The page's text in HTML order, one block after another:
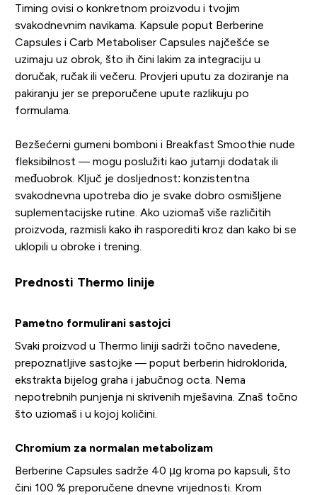
Timing ovisi o konkretnom proizvodu i tvojim
svakodnevnim navikama. Kapsule poput Berberine
Capsules i Carb Metaboliser Capsules najčešće se
uzimaju uz obrok, što ih čini lakim za integraciju u
doručak, ručak ili večeru. Provjeri uputu za doziranje na
pakiranju jer se preporučene upute razlikuju po
formulama.
Bezšećerni gumeni bomboni i Breakfast Smoothie nude
fleksibilnost — mogu poslužiti kao jutarnji dodatak ili
međuobrok. Ključ je dosljednost: konzistentna
svakodnevna upotreba dio je svake dobro osmišljene
suplementacijske rutine. Ako uziomaš više različitih
proizvoda, razmisli kako ih rasporediti kroz dan kako bi se
uklopili u obroke i trening.
Prednosti Thermo linije
Pametno formulirani sastojci
Svaki proizvod u Thermo liniji sadrži točno navedene,
prepoznatljive sastojke — poput berberin hidroklorida,
ekstrakta bijelog graha i jabučnog octa. Nema
nepotrebnih punjenja ni skrivenih mješavina. Znaš točno
što uziomaš i u kojoj količini.
Chromium za normalan metabolizam
Berberine Capsules sadrže 40 µg kroma po kapsuli, što
čini 100 % preporučene dnevne vrijednosti. Krom